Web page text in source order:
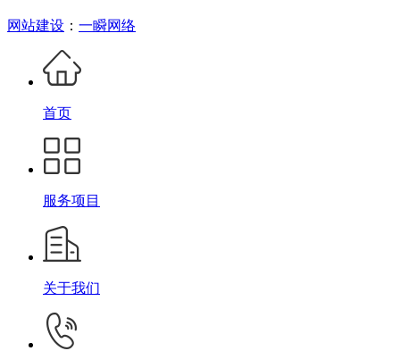
网站建设 ： 一瞬网络
首页
服务项目
关于我们